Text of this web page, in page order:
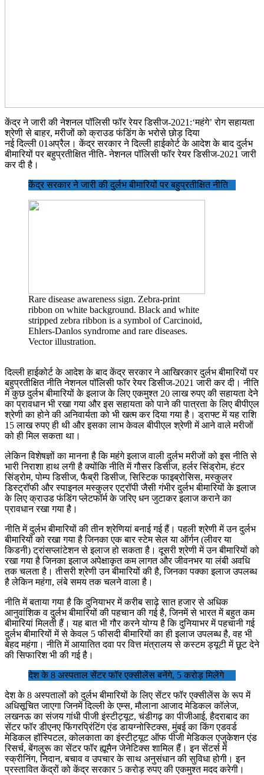
केंद्र ने जारी की नेशनल पॉलिसी फॉर रेयर डिसीज-2021:‘महंगे’ रोग सहायता
श्रेणी से बाहर, मरीजों को क्राउड फंडिंग के भरोसे छोड़ दिया
नई दिल्ली 01अप्रैल। केंद्र सरकार ने दिल्ली हाईकोर्ट के आदेश के बाद दुर्लभ
बीमारियों पर बहुप्रतीक्षित नीति- नेशनल पॉलिसी फॉर रेयर डिसीज-2021 जारी
कर दी है।
केंद्र सरकार ने जारी की दुर्लभ बीमारियों पर बहुप्रतीक्षित नीति
Rare disease awareness sign. Zebra-print
ribbon on white background. Black and white
stripped zebra ribbon is a symbol of Carcinoid,
Ehlers-Danlos syndrome and rare diseases.
Vector illustration.
दिल्ली हाईकोर्ट के आदेश के बाद केंद्र सरकार ने आखिरकार दुर्लभ बीमारियों पर
बहुप्रतीक्षित नीति नेशनल पॉलिसी फॉर रेयर डिसीज-2021 जारी कर दी। नीति
में कुछ दुर्लभ बीमारियों के इलाज के लिए एकमुश्त 20 लाख रुपए की सहायता देने
का प्रावधान भी रखा गया और इस सहायता को पाने की पात्रता के लिए बीपीएल
श्रेणी का होने की अनिवार्यता को भी खत्म कर दिया गया है। ड्राफ्ट में यह राशि
15 लाख रुपए ही थी और इसका लाभ केवल बीपीएल श्रेणी में आने वाले मरीजों
को ही मिल सकता था।
लेकिन विशेषज्ञों का मानना है कि महंगे इलाज वाली दुर्लभ मरीजों को इस नीति से
भारी निराशा हाथ लगी है क्योंकि नीति में गौसर डिसीज, हर्लर सिंड्रोम, हंटर
सिंड्रोम, पोम्प डिसीज, फैब्री डिसीज, सिस्टिक फाइब्रोसिस, मस्कुलर
डिस्ट्रॉफी और स्पाइनल मस्कुलर एट्रॉपी जैसी गंभीर दुर्लभ बीमारियों के इलाज
के लिए क्राउड फंडिंग प्लेटफॉर्म के जरिए धन जुटाकर इलाज कराने का
प्रावधान रखा गया है।
नीति में दुर्लभ बीमारियों की तीन श्रेणियां बनाई गई हैं। पहली श्रेणी में उन दुर्लभ
बीमारियों को रखा गया है जिनका एक बार स्टेम सेल या ऑर्गन (लीवर या
किडनी) ट्रांसप्लांटेशन से इलाज हो सकता है। दूसरी श्रेणी में उन बीमारियों को
रखा गया है जिनका इलाज अपेक्षाकृत कम लागत और जीवनभर या लंबी अवधि
तक चलता है। तीसरी श्रेणी उन बीमारियों की है, जिनका पक्का इलाज उपलब्ध
है लेकिन महंगा, लंबे समय तक चलने वाला है।
नीति में बताया गया है कि दुनियाभर में करीब साढ़े सात हजार से अधिक
आनुवांशिक व दुर्लभ बीमारियों की पहचान की गई है, जिनमें से भारत में बहुत कम
बीमारियां मिलती हैं। यह बात भी गौर करने योग्य है कि दुनियाभर में पहचानी गई
दुर्लभ बीमारियों में से केवल 5 फीसदी बीमारियों का ही इलाज उपलब्ध है, वह भी
बेहद महंगा। नीति में आयातित दवा पर वित्त मंत्रालय से कस्टम ड्यूटी में छूट देने
की सिफारिश भी की गई है।
देश के 8 अस्पताल सेंटर फॉर एक्सीलेंस बनेंगे, 5 करोड़ मिलेंगे
देश के 8 अस्पतालों को दुर्लभ बीमारियों के लिए सेंटर फॉर एक्सीलेंस के रूप में
अधिसूचित जाएगा जिनमें दिल्ली के एम्स, मौलाना आजाद मेडिकल कॉलेज,
लखनऊ का संजय गांधी पीजी इंस्टीट्यूट, चंडीगढ़ का पीजीआई, हैदराबाद का
सेंटर फॉर डीएनए फिंगरप्रिंटिंग एंड डायग्नोस्टिक्स, मुंबई का किंग एडवर्ड
मेडिकल हॉस्पिटल, कोलकाता का इंस्टीट्यूट ऑफ पीजी मेडिकल एजुकेशन एंड
रिसर्च, बेंगलुरू का सेंटर फॉर ह्यूमैन जेनेटिक्स शामिल हैं। इन सेंटर्स में
स्क्रीनिंग, निदान, बचाव व उपचार के साथ अनुसंधान की सुविधा होगी। इन
प्रस्तावित केंद्रों को केंद्र सरकार 5 करोड़ रुपए की एकमुश्त मदद करेगी।